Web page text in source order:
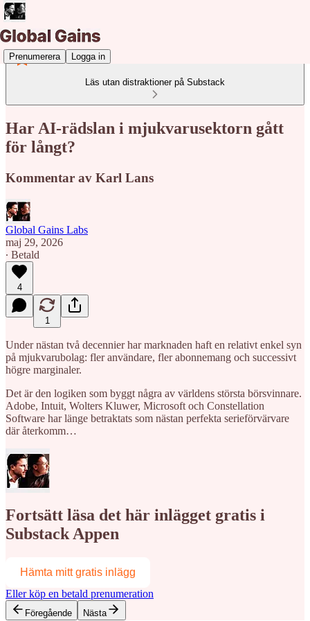
Prenumerera Logga in
Läs utan distraktioner på Substack
Har AI-rädslan i mjukvarusektorn gått
för långt?
Kommentar av Karl Lans
Global Gains Labs
maj 29, 2026
∙ Betald
4
1
Under nästan två decennier har marknaden haft en relativt enkel syn
på mjukvarubolag: fler användare, fler abonnemang och successivt
högre marginaler.
Det är den logiken som byggt några av världens största börsvinnare.
Adobe, Intuit, Wolters Kluwer, Microsoft och Constellation
Software har länge betraktats som nästan perfekta serieförvärvare
där återkomm…
Fortsätt läsa det här inlägget gratis i
Substack Appen
Hämta mitt gratis inlägg
Eller köp en betald prenumeration
Föregående Nästa